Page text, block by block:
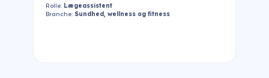
Ebbe S.
Lokal økonomidirektør